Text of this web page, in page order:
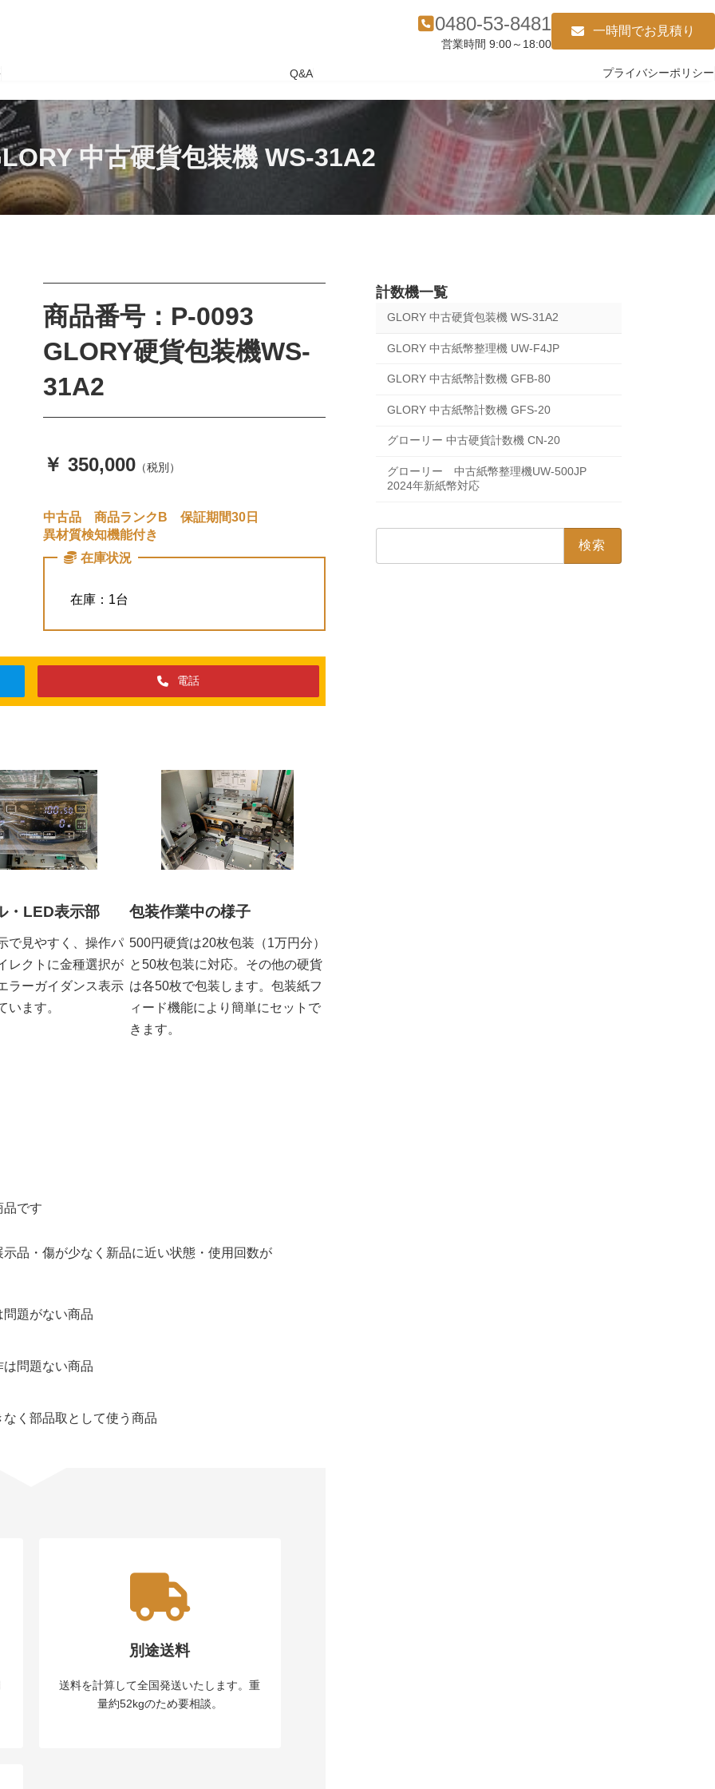
0480-53-8481
営業時間 9:00～18:00
一時間でお見積り
Q&A プライバシーポリシー
中古硬貨包装機 WS-31A2
商品番号：P-0093
GLORY硬貨包装機WS-
31A2
￥ 350,000（税別）
中古品 商品ランクB 保証期間30日
異材質検知機能付き
在庫状況
在庫：1台
電話
・LED表示部
で見やすく、操作パ
レクトに金種選択が
ラーガイダンス表示
います。
包装作業中の様子
500円硬貨は20枚包装（1万円分）
と50枚包装に対応。その他の硬貨
は各50枚で包装します。包装紙フ
ィード機能により簡単にセットで
きます。
品です
品・傷が少なく新品に近い状態・使用回数が
題がない商品
問題ない商品
く部品取として使う商品
別途送料
送料を計算して全国発送いたします。重
量約52kgのため要相談。
計数機一覧
GLORY 中古硬貨包装機 WS-31A2
GLORY 中古紙幣整理機 UW-F4JP
GLORY 中古紙幣計数機 GFB-80
GLORY 中古紙幣計数機 GFS-20
グローリー 中古硬貨計数機 CN-20
グローリー 中古紙幣整理機UW-500JP
2024年新紙幣対応